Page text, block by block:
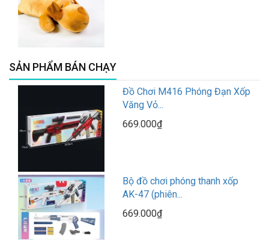
SẢN PHẨM BÁN CHẠY
Đồ Chơi M416 Phóng Đạn Xốp
Văng Vỏ...
669.000₫
Bộ đồ chơi phóng thanh xốp
AK-47 (phiên...
669.000₫